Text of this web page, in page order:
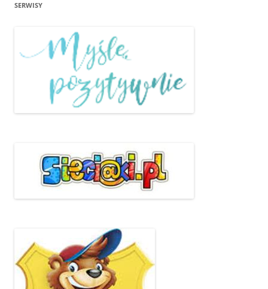
SERWISY